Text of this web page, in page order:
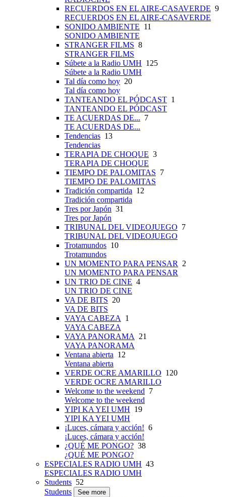
RECUERDOS EN EL AIRE-CASAVERDE 9
RECUERDOS EN EL AIRE-CASAVERDE
SONIDO AMBIENTE 11
SONIDO AMBIENTE
STRANGER FILMS 8
STRANGER FILMS
Súbete a la Radio UMH 125
Súbete a la Radio UMH
Tal día como hoy 20
Tal día como hoy
TANTEANDO EL PÓDCAST 1
TANTEANDO EL PÓDCAST
TE ACUERDAS DE... 7
TE ACUERDAS DE...
Tendencias 13
Tendencias
TERAPIA DE CHOQUE 3
TERAPIA DE CHOQUE
TIEMPO DE PALOMITAS 7
TIEMPO DE PALOMITAS
Tradición compartida 12
Tradición compartida
Tres por Japón 31
Tres por Japón
TRIBUNAL DEL VIDEOJUEGO 7
TRIBUNAL DEL VIDEOJUEGO
Trotamundos 10
Trotamundos
UN MOMENTO PARA PENSAR
2
UN MOMENTO PARA PENSAR
UN TRIO DE CINE 4
UN TRIO DE CINE
VA DE BITS 20
VA DE BITS
VAYA CABEZA
1
VAYA CABEZA
VAYA PANORAMA
21
VAYA PANORAMA
Ventana abierta 12
Ventana abierta
VERDE OCRE AMARILLO 120
VERDE OCRE AMARILLO
Welcome to the weekend 7
Welcome to the weekend
YIPI KA YEI UMH 19
YIPI KA YEI UMH
¡Luces, cámara y acción! 6
¡Luces, cámara y acción!
¿QUÉ ME PONGO? 38
¿QUÉ ME PONGO?
ESPECIALES RADIO UMH 43
ESPECIALES RADIO UMH
Students 52
Students
See more